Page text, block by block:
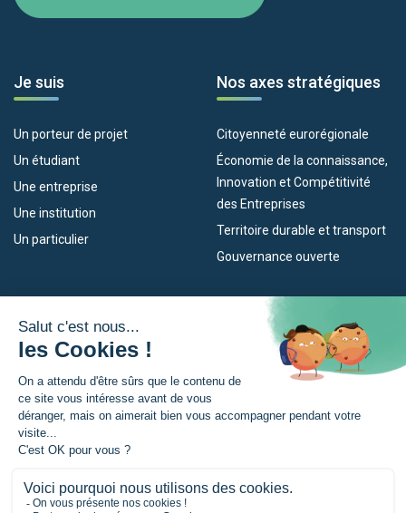
Je suis
Un porteur de projet
Un étudiant
Une entreprise
Une institution
Un particulier
Nos axes stratégiques
Citoyenneté eurorégionale
Économie de la connaissance,
Innovation et Compétitivité
des Entreprises
Territoire durable et transport
Gouvernance ouverte
Empleo
Eskola Futura
Forma NAEN
TRANSFERMUGA-RREKIN
L’Eurorégion
Qu’est-ce que l’Eurorégion ?
Actualités
Espace presse